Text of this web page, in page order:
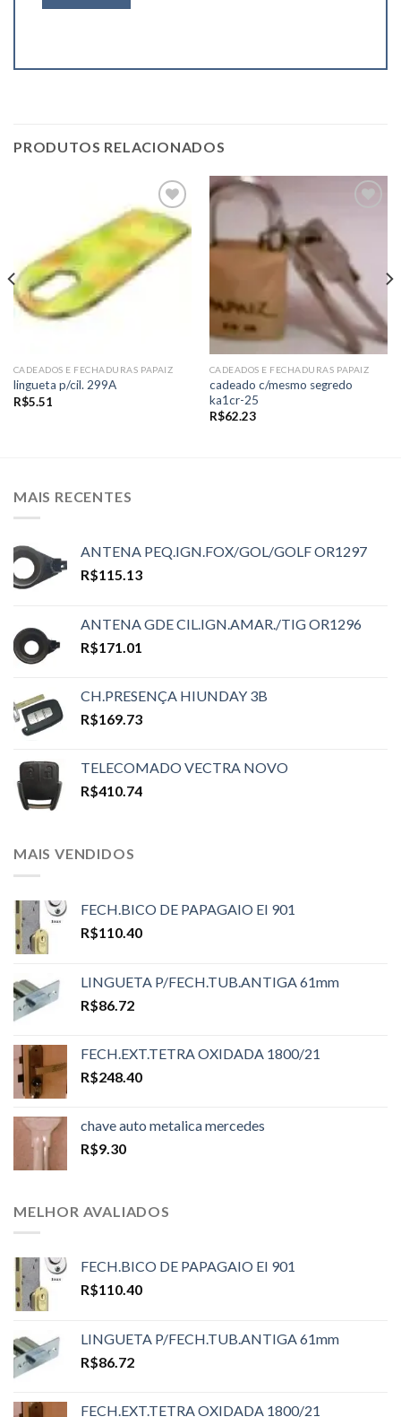
PRODUTOS RELACIONADOS
Add to
wishlist
CADEADOS E FECHADURAS PAPAIZ
lingueta p/cil. 299A
R$5.51
CADEADOS E FECHADURAS PAPAIZ
cadeado c/mesmo segredo
ka1cr-25
R$62.23
MAIS RECENTES
ANTENA PEQ.IGN.FOX/GOL/GOLF OR1297
R$115.13
ANTENA GDE CIL.IGN.AMAR./TIG OR1296
R$171.01
CH.PRESENÇA HIUNDAY 3B
R$169.73
TELECOMADO VECTRA NOVO
R$410.74
MAIS VENDIDOS
FECH.BICO DE PAPAGAIO EI 901
R$110.40
LINGUETA P/FECH.TUB.ANTIGA 61mm
R$86.72
FECH.EXT.TETRA OXIDADA 1800/21
R$248.40
chave auto metalica mercedes
R$9.30
MELHOR AVALIADOS
FECH.BICO DE PAPAGAIO EI 901
R$110.40
LINGUETA P/FECH.TUB.ANTIGA 61mm
R$86.72
FECH.EXT.TETRA OXIDADA 1800/21